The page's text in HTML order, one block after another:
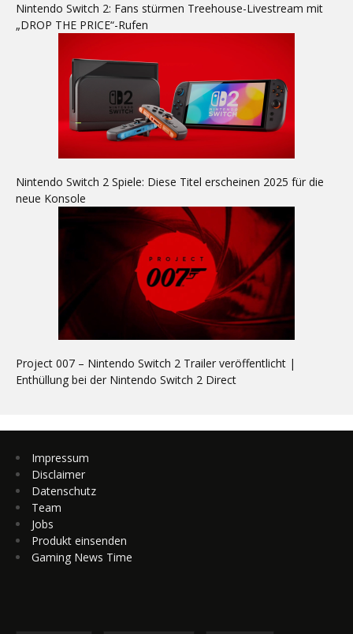
Nintendo Switch 2: Fans stürmen Treehouse-Livestream mit
„DROP THE PRICE“-Rufen
Nintendo Switch 2 Spiele: Diese Titel erscheinen 2025 für die
neue Konsole
Project 007 – Nintendo Switch 2 Trailer veröffentlicht |
Enthüllung bei der Nintendo Switch 2 Direct
Impressum
Disclaimer
Datenschutz
Team
Jobs
Produkt einsenden
Gaming News Time